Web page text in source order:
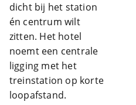
dicht bij het station
én centrum wilt
zitten. Het hotel
noemt een centrale
ligging met het
treinstation op korte
loopafstand.